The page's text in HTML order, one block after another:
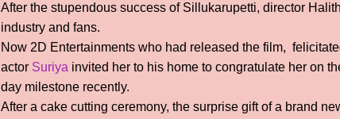
After the stupendous success of Sillukarupetti, director
industry and fans.
Now 2D Entertainments who had released the film,
actor Suriya invited her to his home to congratulate her on
day milestone recently.
After a cake cutting ceremony, the surprise gift of a brand